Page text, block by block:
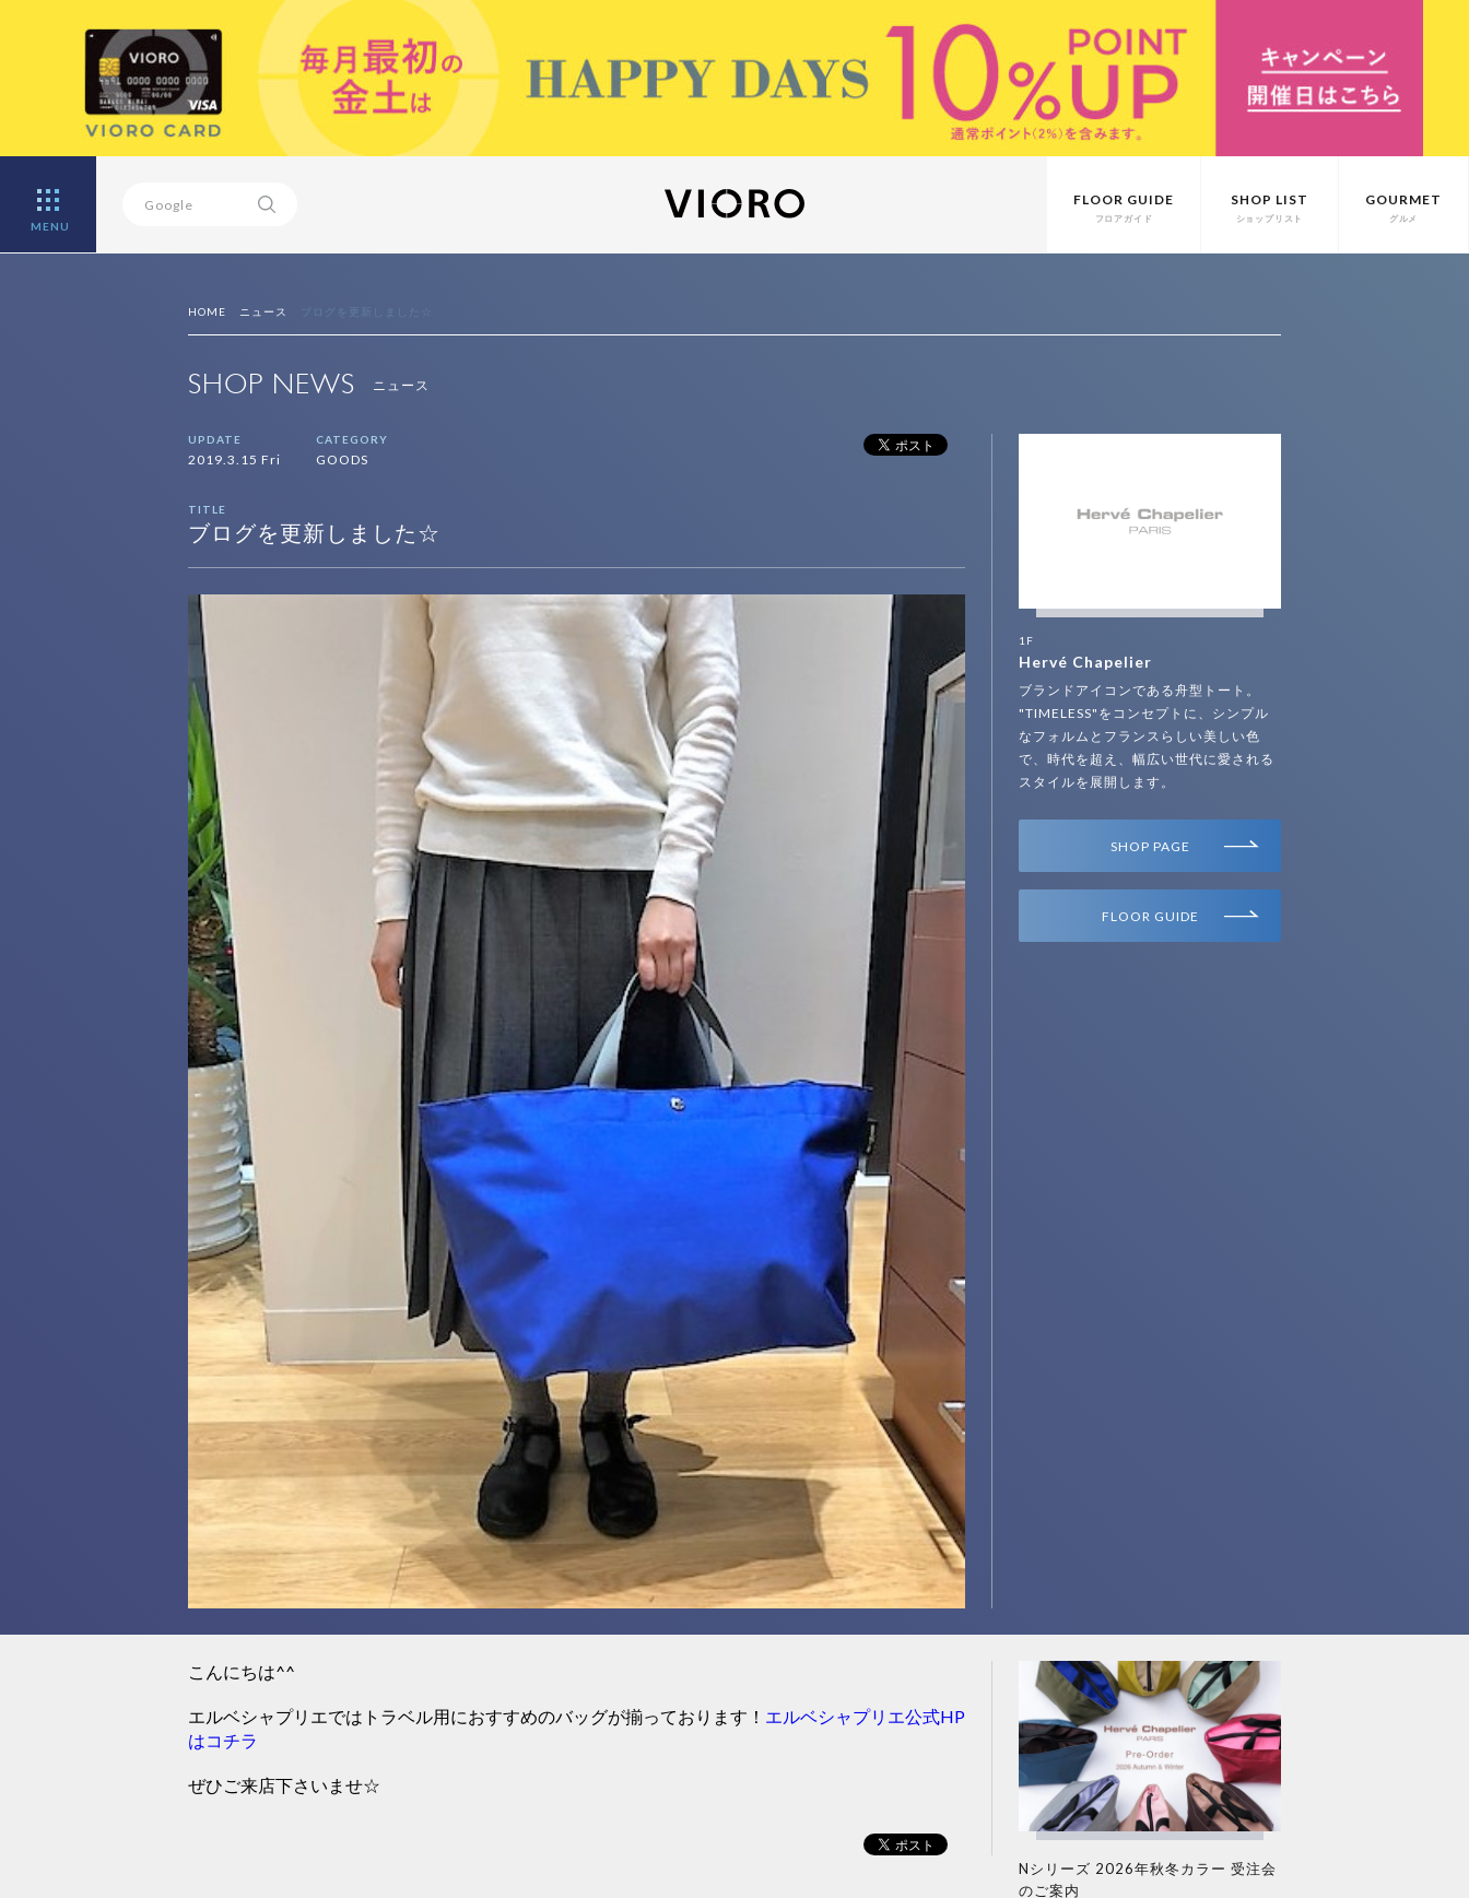
MENU
FLOOR GUIDE
フロアガイド
SHOP LIST
ショップリスト
GOURMET
グルメ
HOME ニュース ブログを更新しました☆
SHOP NEWS ニュース
UPDATE
2019.3.15 Fri
CATEGORY
GOODS
TITLE
ブログを更新しました☆
1F
Hervé Chapelier
ブランドアイコンである舟型トート。
"TIMELESS"をコンセプトに、シンプル
なフォルムとフランスらしい美しい色
で、時代を超え、幅広い世代に愛される
スタイルを展開します。
SHOP PAGE
FLOOR GUIDE
こんにちは^^
エルベシャプリエではトラベル用におすすめのバッグが揃っております！ エルベシャプリエ公式HP
はコチラ
ぜひご来店下さいませ☆
Nシリーズ 2026年秋冬カラー 受注会
のご案内